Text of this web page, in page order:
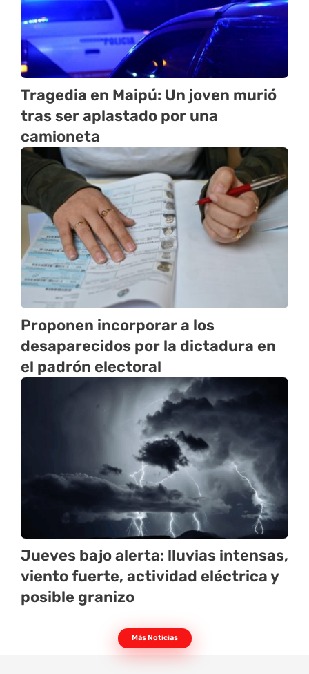
Tragedia en Maipú: Un joven murió
tras ser aplastado por una
camioneta
Proponen incorporar a los
desaparecidos por la dictadura en
el padrón electoral
Jueves bajo alerta: lluvias intensas,
viento fuerte, actividad eléctrica y
posible granizo
Más Noticias